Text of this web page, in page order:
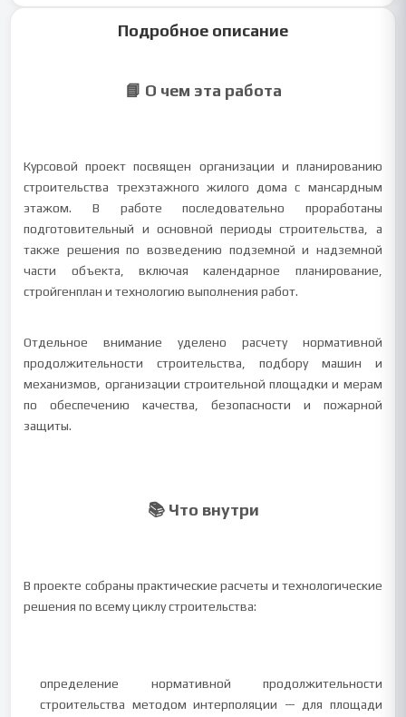
Подробное описание
📘 О чем эта работа
Курсовой проект посвящен организации и планированию
строительства трехэтажного жилого дома с мансардным
этажом. В работе последовательно проработаны
подготовительный и основной периоды строительства, а
также решения по возведению подземной и надземной
части объекта, включая календарное планирование,
стройгенплан и технологию выполнения работ.
Отдельное внимание уделено расчету нормативной
продолжительности строительства, подбору машин и
механизмов, организации строительной площадки и мерам
по обеспечению качества, безопасности и пожарной
защиты.
📚 Что внутри
В проекте собраны практические расчеты и технологические
решения по всему циклу строительства:
определение нормативной продолжительности
строительства методом интерполяции — для площади